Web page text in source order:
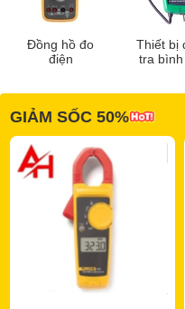
Đồng hồ đo
điện
Thiết bị
tra
GIẢM SỐC 50%